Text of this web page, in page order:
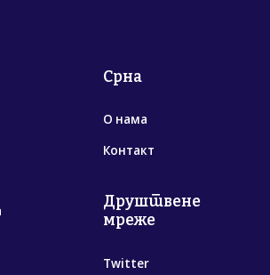
Срна
О нама
Контакт
Друштвене
мреже
Twitter